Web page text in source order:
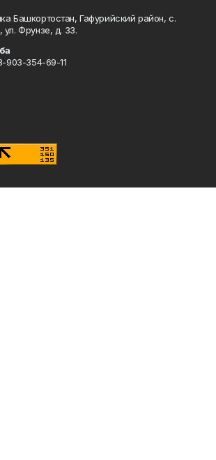
Башкортостан, Гафурийский район, с.
ул. Фрунзе, д. 33.
903-354-69-11